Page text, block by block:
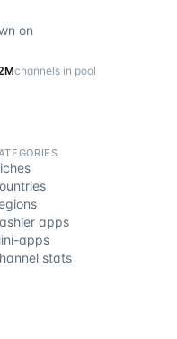
on
channels in pool
apps
apps
stats